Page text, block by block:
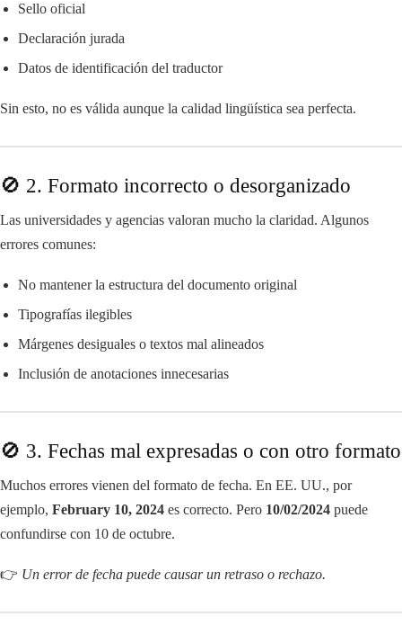
Sello oficial
Declaración jurada
Datos de identificación del traductor
Sin esto, no es válida aunque la calidad lingüística sea perfecta.
🚫 2. Formato incorrecto o desorganizado
Las universidades y agencias valoran mucho la claridad. Algunos
errores comunes:
No mantener la estructura del documento original
Tipografías ilegibles
Márgenes desiguales o textos mal alineados
Inclusión de anotaciones innecesarias
🚫 3. Fechas mal expresadas o con otro formato
Muchos errores vienen del formato de fecha. En EE. UU., por
ejemplo, February 10, 2024 es correcto. Pero 10/02/2024 puede
confundirse con 10 de octubre.
👉 Un error de fecha puede causar un retraso o rechazo.